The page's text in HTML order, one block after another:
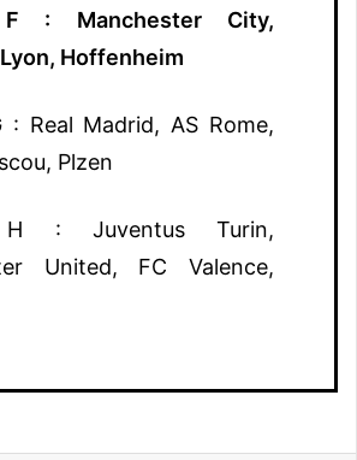
F : Manchester City,
Hoffenheim
: Real Madrid, AS Rome,
Plzen
H : Juventus Turin,
United, FC Valence,